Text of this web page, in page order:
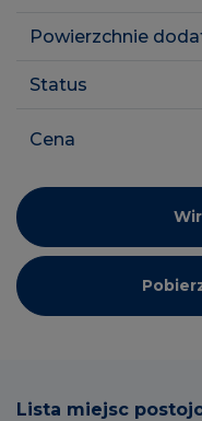
Powierzchnie
Status
Cena
Lista miejsc